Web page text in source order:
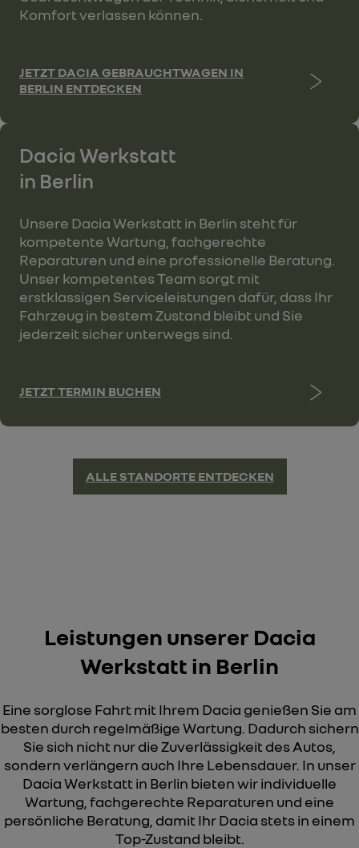
Komfort verlassen können.
JETZT DACIA GEBRAUCHTWAGEN IN
BERLIN ENTDECKEN
Dacia Werkstatt
in Berlin
Unsere Dacia Werkstatt in Berlin steht für
kompetente Wartung, fachgerechte
Reparaturen und eine professionelle Beratung.
Unser kompetentes Team sorgt mit
erstklassigen Serviceleistungen dafür, dass Ihr
Fahrzeug in bestem Zustand bleibt und Sie
jederzeit sicher unterwegs sind.
JETZT TERMIN BUCHEN
ALLE STANDORTE ENTDECKEN
Leistungen unserer Dacia
Werkstatt in Berlin
Eine sorglose Fahrt mit Ihrem Dacia genießen Sie am
besten durch regelmäßige Wartung. Dadurch sichern
Sie sich nicht nur die Zuverlässigkeit des Autos,
sondern verlängern auch Ihre Lebensdauer. In unser
Dacia Werkstatt in Berlin bieten wir individuelle
Wartung, fachgerechte Reparaturen und eine
persönliche Beratung, damit Ihr Dacia stets in einem
Top-Zustand bleibt.